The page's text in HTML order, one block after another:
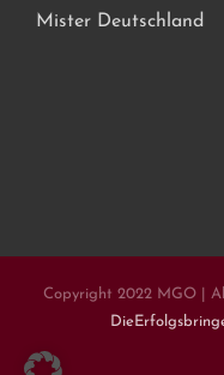
Mister Deutschland
Copyright 2022 MGO |